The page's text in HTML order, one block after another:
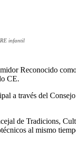
infantil
Reconocido
CE.
a través del
de Tradicions,
al mismo